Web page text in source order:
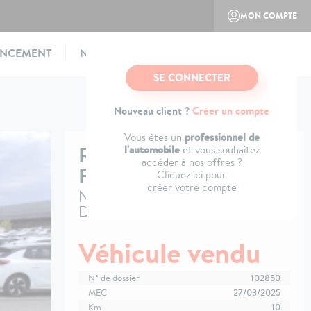
MON COMPTE
SE CONNECTER
Nouveau client ?Créer un compte
Vous êtes un professionnel de
l'automobileet vous souhaitez
accéder à nos offres ?
Cliquez ici pour
créer votre compte
NOTRE CONCEPT
RENAULTTRAFIC
FOURGON
Nouveau FGN L1H1 3T BLUE
DCI 150 GSR2 ADVANCE
Véhicule vendu
N° de dossier
102850
MEC
27/03/2025
Km
10